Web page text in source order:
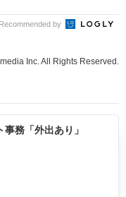
Recommended by
Inc. All Rights Reserved.
務「外出あり」